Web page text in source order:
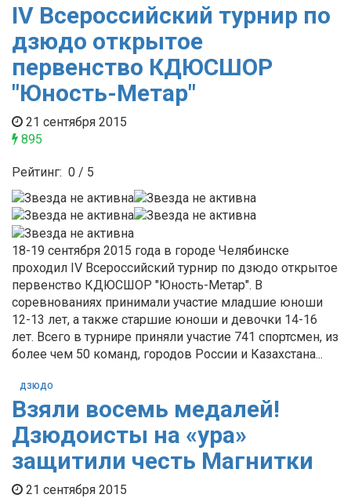
IV Всероссийский турнир по
дзюдо открытое
первенство КДЮСШОР
"Юность-Метар"
21 сентября 2015
895
Рейтинг: 0 / 5
18-19 сентября 2015 года в городе Челябинске
проходил IV Всероссийский турнир по дзюдо открытое
первенство КДЮСШОР "Юность-Метар". В
соревнованиях принимали участие младшие юноши
12-13 лет, а также старшие юноши и девочки 14-16
лет. Всего в турнире приняли участие 741 спортсмен, из
более чем 50 команд, городов России и Казахстана...
ДЗЮДО
Взяли восемь медалей!
Дзюдоисты на «ура»
защитили честь Магнитки
21 сентября 2015